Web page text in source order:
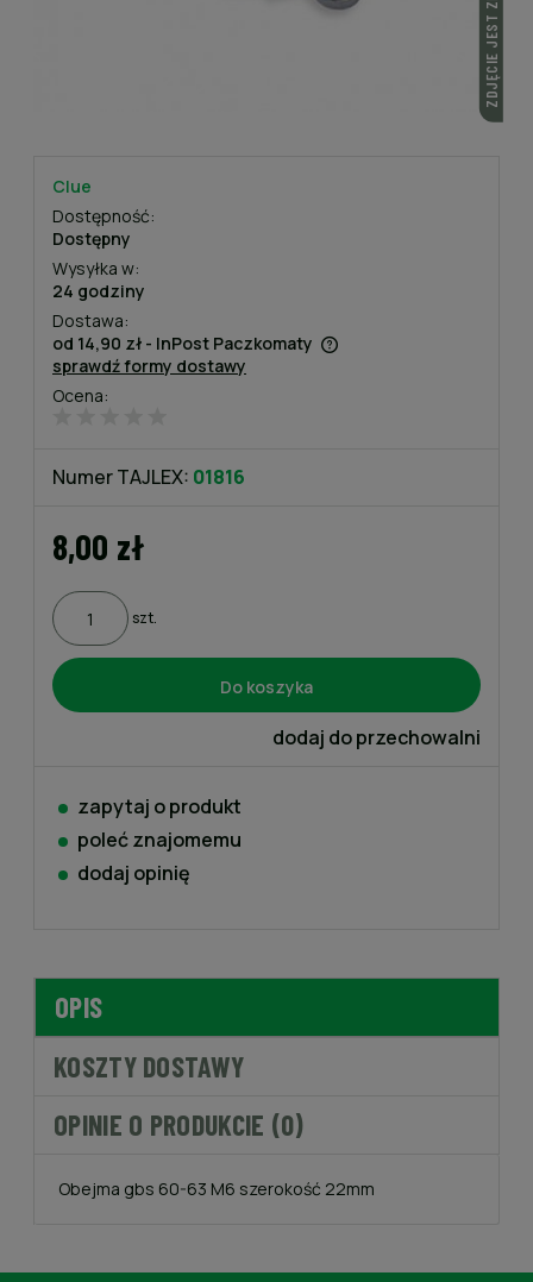
Ocena:
Clue
Dostępność:
Dostępny
Wysyłka w:
24 godziny
Dostawa:
od 14,90 zł - InPost Paczkomaty
Cena nie zawiera ewentualnych kosztów płatności
sprawdź formy dostawy
Numer TAJLEX: 01816
8,00 zł
szt.
Do koszyka
dodaj do przechowalni
zapytaj o produkt
poleć znajomemu
dodaj opinię
OPIS
KOSZTY DOSTAWY
OPINIE O PRODUKCIE (0)
Obejma gbs 60-63 M6 szerokość 22mm